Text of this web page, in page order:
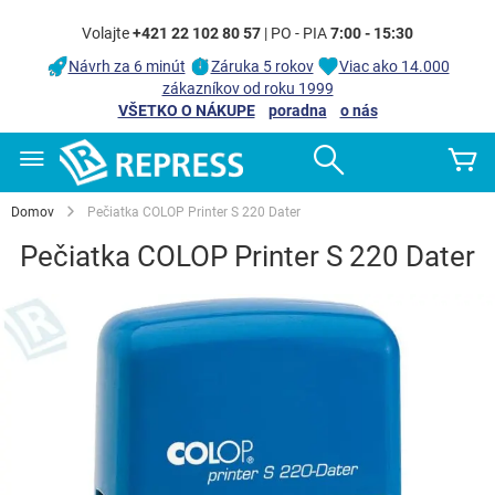
Volajte+421 22 102 80 57 | PO - PIA7:00 - 15:30
Návrh za 6 minút
Záruka 5 rokov
Viac ako 14.000
zákazníkov od roku 1999
VŠETKO O NÁKUPE
poradna
o nás
Domov Pečiatka COLOP Printer S 220 Dater
Pečiatka COLOP Printer S 220 Dater
Preskočiť
na
koniec